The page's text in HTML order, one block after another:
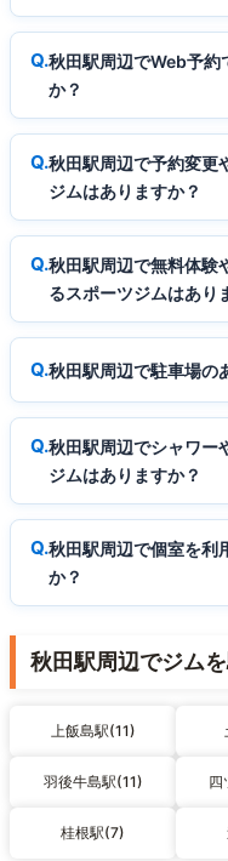
秋田駅周辺でWeb予約
か？
秋田駅周辺で予約変更
ジムはありますか？
秋田駅周辺で無料体験
るスポーツジムはあり
秋田駅周辺で駐車場の
秋田駅周辺でシャワー
ジムはありますか？
秋田駅周辺で個室を利
か？
秋田駅周辺でジム
上飯島駅(11)
羽後牛島駅(11) 四
桂根駅(7)